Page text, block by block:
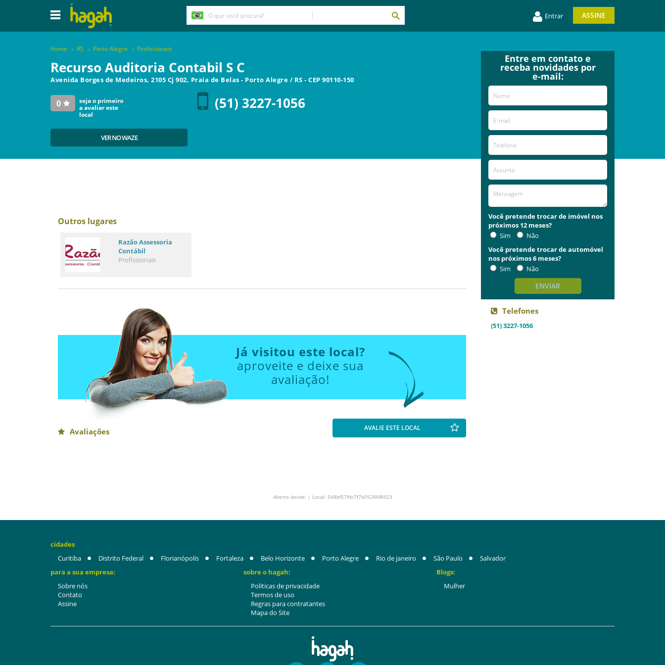
Entrar ASSINE
Home RS Porto Alegre Profissionais
Recurso Auditoria Contabil S C
Avenida Borges de Medeiros, 2105 Cj 902, Praia de Belas - Porto Alegre / RS - CEP 90110-150
0
seja o primeiro
a avaliar este
local
(51) 3227-1056
VER NO WAZE
Outros lugares
Razão Assessoria
Contábil
Profissionais
Já visitou este local?
aproveite e deixe sua
avaliação!
Avaliações AVALIE ESTE LOCAL
Entre em contato e
receba novidades por
e-mail:
Você pretende trocar de imóvel nos
próximos 12 meses?
Sim
Não
Você pretende trocar de automóvel
nos próximos 6 meses?
Sim
Não
ENVIAR
Telefones
(51) 3227-1056
Aberto desde: | Local: 548bf57fdc7f7b05286f8923
cidades
Curitiba
Distrito Federal Florianópolis Fortaleza Belo Horizonte Porto Alegre Rio de janeiro São Paulo
Salvador
para a sua empresa:
Sobre nós
Contato
Assine
sobre o hagah:
Politicas de privacidade
Termos de uso
Regras para contratantes
Mapa do Site
Blogs:
Mulher